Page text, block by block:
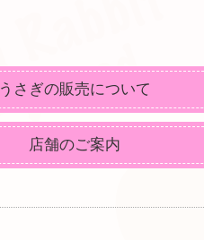
うさぎの販売について
店舗のご案内